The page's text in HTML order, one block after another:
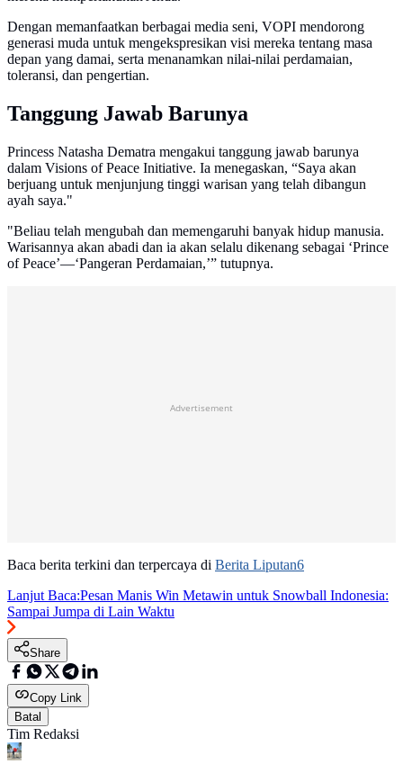
Dengan memanfaatkan berbagai media seni, VOPI mendorong
generasi muda untuk mengekspresikan visi mereka tentang masa
depan yang damai, serta menanamkan nilai-nilai perdamaian,
toleransi, dan pengertian.
Tanggung Jawab Barunya
Princess Natasha Dematra mengakui tanggung jawab barunya
dalam Visions of Peace Initiative. Ia menegaskan, “Saya akan
berjuang untuk menjunjung tinggi warisan yang telah dibangun
ayah saya."
"Beliau telah mengubah dan memengaruhi banyak hidup manusia.
Warisannya akan abadi dan ia akan selalu dikenang sebagai ‘Prince
of Peace’—‘Pangeran Perdamaian,’” tutupnya.
Advertisement
Baca berita terkini dan terpercaya di Berita Liputan6
Lanjut Baca:Pesan Manis Win Metawin untuk Snowball Indonesia:
Sampai Jumpa di Lain Waktu
Share
Copy Link
Batal
Tim Redaksi